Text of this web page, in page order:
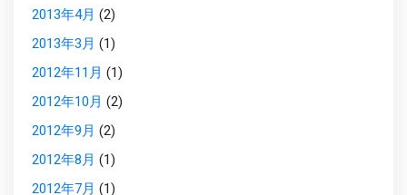
2013年4月 (2)
2013年3月 (1)
2012年11月 (1)
2012年10月 (2)
2012年9月 (2)
2012年8月 (1)
2012年7月 (1)